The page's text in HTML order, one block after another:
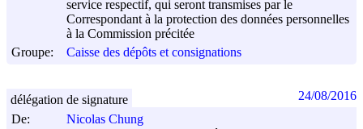
service respectif, qui seront transmises par le
Correspondant à la protection des données personnelles
à la Commission précitée
Groupe:
Caisse des dépôts et consignations
De:
Nicolas Chung
délégation de signature 24/08/2016